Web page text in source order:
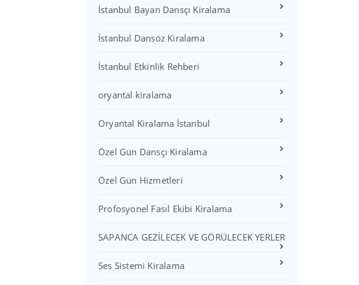
İstanbul Bayan Dansçı Kiralama
İstanbul Dansöz Kiralama
İstanbul Etkinlik Rehberi
oryantal kiralama
Oryantal Kiralama İstanbul
Özel Gün Dansçı Kiralama
Özel Gün Hizmetleri
Profosyonel Fasıl Ekibi Kiralama
SAPANCA GEZİLECEK VE GÖRÜLECEK YERLER
Ses Sistemi Kiralama